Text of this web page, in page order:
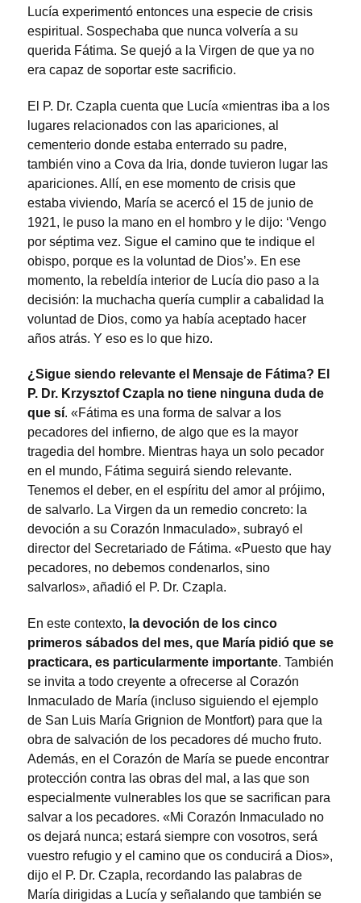
Lucía experimentó entonces una especie de crisis
espiritual. Sospechaba que nunca volvería a su
querida Fátima. Se quejó a la Virgen de que ya no
era capaz de soportar este sacrificio.
El P. Dr. Czapla cuenta que Lucía «mientras iba a los
lugares relacionados con las apariciones, al
cementerio donde estaba enterrado su padre,
también vino a Cova da Iria, donde tuvieron lugar las
apariciones. Allí, en ese momento de crisis que
estaba viviendo, María se acercó el 15 de junio de
1921, le puso la mano en el hombro y le dijo: ‘Vengo
por séptima vez. Sigue el camino que te indique el
obispo, porque es la voluntad de Dios’». En ese
momento, la rebeldía interior de Lucía dio paso a la
decisión: la muchacha quería cumplir a cabalidad la
voluntad de Dios, como ya había aceptado hacer
años atrás. Y eso es lo que hizo.
¿Sigue siendo relevante el Mensaje de Fátima? El
P. Dr. Krzysztof Czapla no tiene ninguna duda de
que sí. «Fátima es una forma de salvar a los
pecadores del infierno, de algo que es la mayor
tragedia del hombre. Mientras haya un solo pecador
en el mundo, Fátima seguirá siendo relevante.
Tenemos el deber, en el espíritu del amor al prójimo,
de salvarlo. La Virgen da un remedio concreto: la
devoción a su Corazón Inmaculado», subrayó el
director del Secretariado de Fátima. «Puesto que hay
pecadores, no debemos condenarlos, sino
salvarlos», añadió el P. Dr. Czapla.
En este contexto, la devoción de los cinco
primeros sábados del mes, que María pidió que se
practicara, es particularmente importante. También
se invita a todo creyente a ofrecerse al Corazón
Inmaculado de María (incluso siguiendo el ejemplo
de San Luis María Grignion de Montfort) para que la
obra de salvación de los pecadores dé mucho fruto.
Además, en el Corazón de María se puede encontrar
protección contra las obras del mal, a las que son
especialmente vulnerables los que se sacrifican para
salvar a los pecadores. «Mi Corazón Inmaculado no
os dejará nunca; estará siempre con vosotros, será
vuestro refugio y el camino que os conducirá a Dios»,
dijo el P. Dr. Czapla, recordando las palabras de
María dirigidas a Lucía y señalando que también se